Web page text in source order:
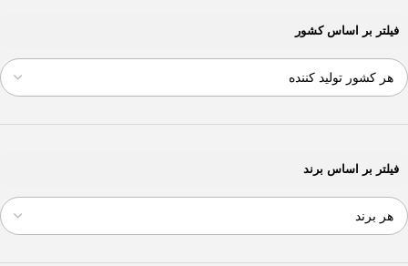
فیلتر بر اساس کشور
فیلتر بر اساس برند